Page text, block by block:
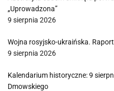
„Uprowadzona”
9 sierpnia 2026
Wojna rosyjsko-ukraińska.
9 sierpnia 2026
Kalendarium historyczne: 9
Dmowskiego